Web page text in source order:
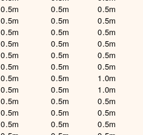
0.5m
0.5m
0.5m
0.5m
0.5m
0.5m
0.5m
0.5m
0.5m
0.5m
0.5m
0.5m
0.5m
0.5m
0.5m
0.5m
0.5m
0.5m
0.5m
0.5m
0.5m
0.5m
0.5m
0.5m
0.5m
0.5m
0.5m
0.5m
1.0m
1.0m
0.5m
0.5m
0.5m